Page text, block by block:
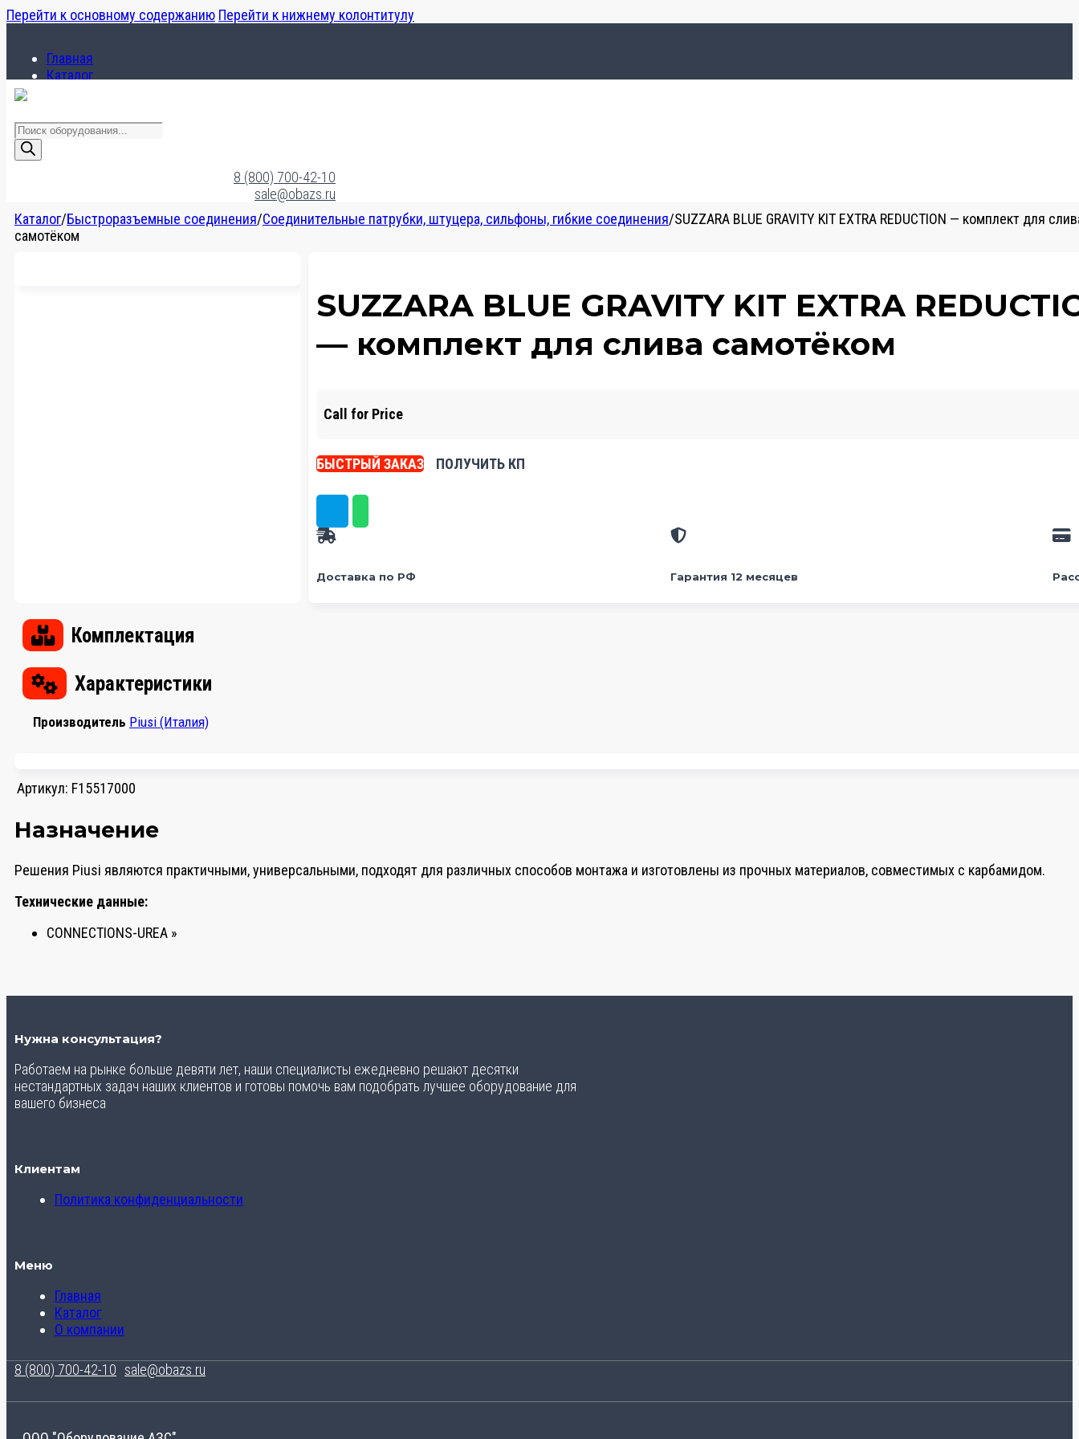
Перейти к основному содержанию Перейти к нижнему колонтитулу
Главная
Каталог
Поиск
товаров
8 (800) 700-42-10
sale@obazs.ru
Каталог/Быстроразъемные соединения/Соединительные патрубки, штуцера, сильфоны, гибкие соединения/SUZZARA BLUE GRAVITY KIT EXTRA REDUCTION — комплект для
самотёком
SUZZARA BLUE GRAVITY KIT EXTRA
— комплект для слива самотёком
Call for Price
БЫСТРЫЙ ЗАКАЗ ПОЛУЧИТЬ КП
Доставка по РФ Гарантия 12 месяцев
Комплектация
Характеристики
Производитель Piusi (Италия)
Артикул: F15517000
Назначение
Решения Piusi являются практичными, универсальными, подходят для различных способов монтажа и изготовлены из прочных материалов, совместимых с карбамидом.
Технические данные:
CONNECTIONS-UREA »
Нужна консультация?
Работаем на рынке больше девяти лет, наши специалисты ежедневно решают десятки
нестандартных задач наших клиентов и готовы помочь вам подобрать лучшее оборудование для
вашего бизнеса
Клиентам
Политика конфиденциальности
Меню
Главная
Каталог
О компании
8 (800) 700-42-10 sale@obazs.ru